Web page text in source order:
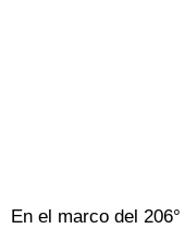
En el marco del